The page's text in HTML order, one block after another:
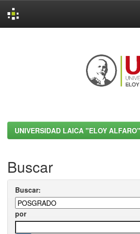
UNIVERSIDAD LAICA "ELOY
Buscar
Buscar:
por